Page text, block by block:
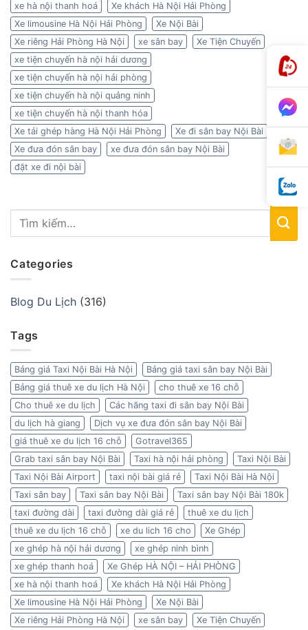
xe hà nội thanh hoá
Xe khách Hà Nội Hải Phòng
Xe limousine Hà Nội Hải Phòng
Xe Nội Bài
Xe riêng Hải Phòng Hà Nội
xe sân bay
Xe Tiện Chuyến
xe tiện chuyến hà nội hải dương
xe tiện chuyến hà nội hải phòng
xe tiện chuyến hà nội quảng ninh
xe tiện chuyến hà nội thanh hóa
Xe tải ghép hàng Hà Nội Hải Phòng
Xe đi sân bay Nội Bài
Xe đưa đón sân bay
xe đưa đón sân bay Nội Bài
đặt xe đi nội bài
Categories
Blog Du Lịch (316)
Tags
Bảng giá Taxi Nội Bài Hà Nội
Bảng giá taxi sân bay Nội Bài
Bảng giá thuê xe du lịch Hà Nội
cho thuê xe 16 chỗ
Cho thuê xe du lịch
Các hãng taxi đi sân bay Nội Bài
du lịch hà giang
Dịch vụ xe đưa đón sân bay Nội Bài
giá thuê xe du lịch 16 chỗ
Gotravel365
Grab taxi sân bay Nội Bài
Taxi hà nội hải phòng
Taxi Nội Bài
Taxi Nội Bài Airport
taxi nội bài giá rẻ
Taxi Nội Bài Hà Nội
Taxi sân bay
Taxi sân bay Nội Bài
Taxi sân bay Nội Bài 180k
taxi đường dài
taxi đường dài giá rẻ
thuê xe du lịch
thuê xe du lịch 16 chỗ
xe du lich 16 cho
Xe Ghép
xe ghép hà nội hải dương
xe ghép ninh bình
xe ghép thanh hoá
Xe Ghép HÀ NỘI – HẢI PHÒNG
xe hà nội thanh hoá
Xe khách Hà Nội Hải Phòng
Xe limousine Hà Nội Hải Phòng
Xe Nội Bài
Xe riêng Hải Phòng Hà Nội
xe sân bay
Xe Tiện Chuyến